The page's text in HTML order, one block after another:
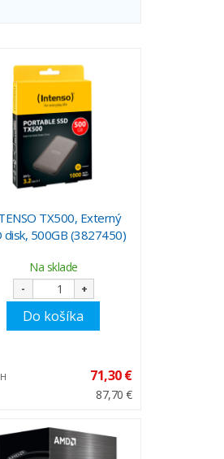
TX500, Externý
disk, 500GB (3827450)
Na sklade
- +
Do košíka
71,30 €
87,70 €